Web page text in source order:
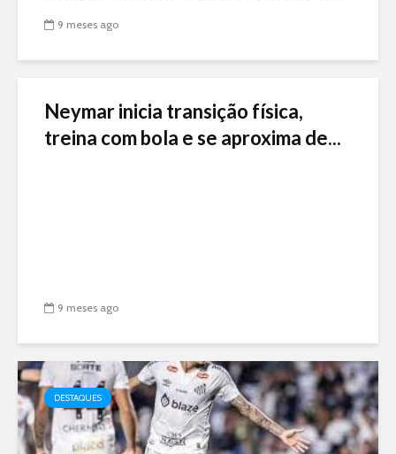
9 meses ago
Neymar inicia transição física,
treina com bola e se aproxima de...
9 meses ago
DESTAQUES